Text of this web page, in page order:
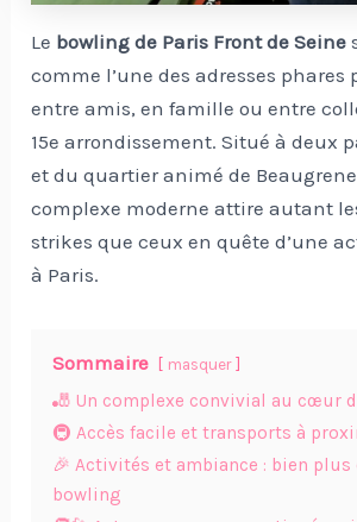
Le bowling de Paris Front de Seine
comme l’une des adresses phares
entre amis, en famille ou entre
15e arrondissement. Situé à deux
et du quartier animé de
complexe moderne attire autant
strikes que ceux en quête d’une
à Paris.
Sommaire masquer
🎳 Un complexe convivial au cœur
🚇 Accès facile et transports à
🎉 Activités et ambiance : bien plus
bowling